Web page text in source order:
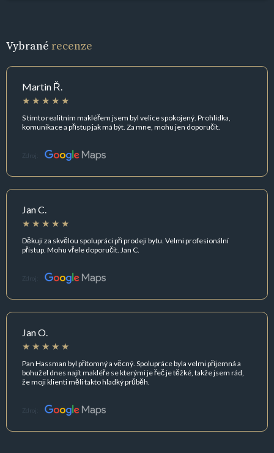
Vybrané recenze
Martin Ř.
S tímto realitním makléřem jsem byl velice spokojený. Prohlídka,
komunikace a přístup jak má být. Za mne, mohu jen doporučit.
Zdroj:
Jan C.
Děkuji za skvělou spolupráci při prodeji bytu. Velmi profesionální
přístup. Mohu vřele doporučit. Jan C.
Zdroj:
Jan O.
Pan Hassman byl přítomný a věcný. Spolupráce byla velmi příjemná a
bohužel dnes najít makléře se kterými je řeč je těžké, takže jsem rád,
že moji klienti měli takto hladký průběh.
Zdroj: